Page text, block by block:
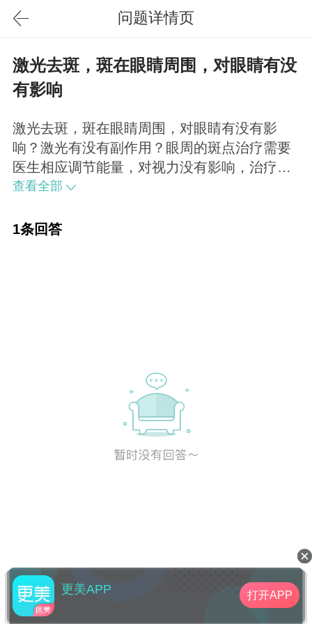
问题详情页
激光去斑，斑在眼睛周围，对眼睛有没
有影响
激光去斑，斑在眼睛周围，对眼睛有没有影
响？激光有没有副作用？眼周的斑点治疗需要
医生相应调节能量，对视力没有影响，治疗时
会给患者配备护目镜，术后注意防晒补水，成
查看全部
1条回答
更美APP 打开APP